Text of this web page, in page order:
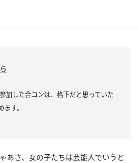
加した合コンは、格下だと思っていた
す。
あさ、女の子たちは芸能人でいうと